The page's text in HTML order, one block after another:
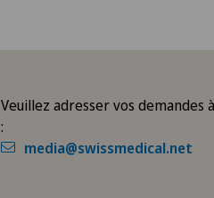
Veuillez adresser vos demandes
:
media@swissmedical.net